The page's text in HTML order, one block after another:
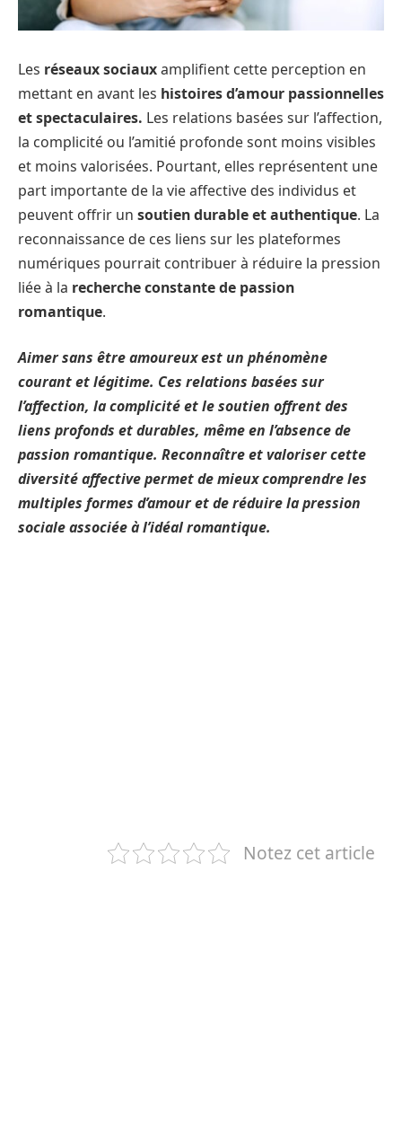
Les réseaux sociauxamplifient cette perception en
mettant en avant les histoires d’amour passionnelles
et spectaculaires. Les relations basées sur l’affection,
la complicité ou l’amitié profonde sont moins visibles
et moins valorisées. Pourtant, elles représentent une
part importante de la vie affective des individus et
peuvent offrir un soutien durable et authentique. La
reconnaissance de ces liens sur les plateformes
numériques pourrait contribuer à réduire la pression
liée à la recherche constante de passion
romantique.
Aimer sans être amoureux est un phénomène
courant et légitime. Ces relations basées sur
l’affection, la complicité et le soutien offrent des
liens profonds et durables, même en l’absence de
passion romantique. Reconnaître et valoriser cette
diversité affective permet de mieux comprendre les
multiples formes d’amour et de réduire la pression
sociale associée à l’idéal romantique.
Notez cet article